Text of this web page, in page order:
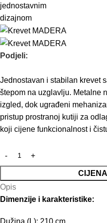
Podjeli:
Jednostavan i stabilan krevet
štepom na uzglavlju. Metalne
izgled, dok ugrađeni
pristup prostranoj kutiji za
koji cijene funkcionalnost i
Opis
Dimenzije i karakteristike: